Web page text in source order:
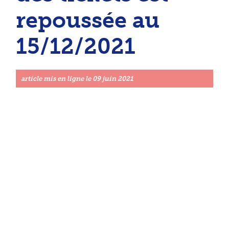
repoussée au
15/12/2021
article mis en ligne le 09 juin 2021